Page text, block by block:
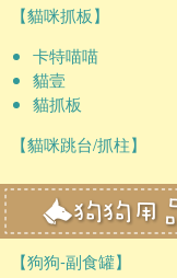
【貓咪抓板】
卡特喵喵
貓壹
貓抓板
【貓咪跳台/抓柱】
【狗狗-副食罐】